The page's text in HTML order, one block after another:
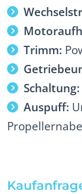
Trimm:
Schaltung:
Auspuff: